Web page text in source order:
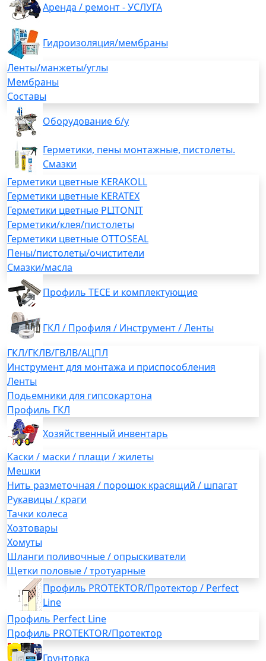
Аренда / ремонт - УСЛУГА
Гидроизоляция/мембраны
Ленты/манжеты/углы
Мембраны
Составы
Оборудование б/у
Герметики, пены монтажные, пистолеты.
Смазки
Герметики цветные KERAKOLL
Герметики цветные KERATEX
Герметики цветные PLITONIT
Герметики/клея/пистолеты
Герметики цветные OTTOSEAL
Пены/пистолеты/очистители
Смазки/масла
Профиль TECE и комплектующие
ГКЛ / Профиля / Инструмент / Ленты
ГКЛ/ГКЛВ/ГВЛВ/АЦПЛ
Инструмент для монтажа и приспособления
Ленты
Подьемники для гипсокартона
Профиль ГКЛ
Хозяйственный инвентарь
Каски / маски / плащи / жилеты
Мешки
Нить разметочная / порошок красящий / шпагат
Рукавицы / краги
Тачки колеса
Хозтовары
Хомуты
Шланги поливочные / опрыскиватели
Щетки половые / тротуарные
Профиль PROTEKTOR/Протектор / Perfect
Line
Профиль Perfect Line
Профиль PROTEKTOR/Протектор
Грунтовка